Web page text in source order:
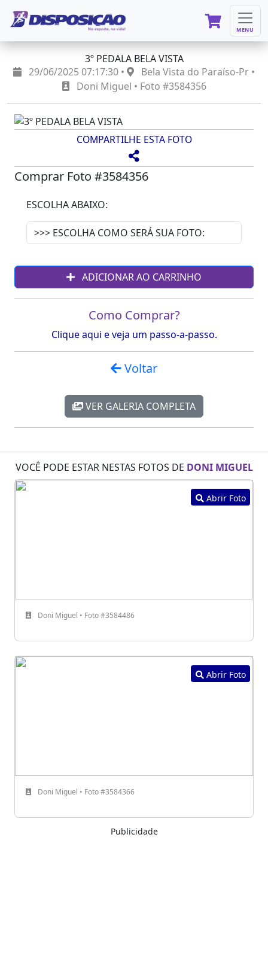
MENU
3º PEDALA BELA VISTA
29/06/2025 07:17:30 •
Bela Vista do Paraíso-Pr •
Doni Miguel • Foto #3584356
COMPARTILHE ESTA FOTO
Comprar Foto #3584356
ESCOLHA ABAIXO:
ADICIONAR AO CARRINHO
Como Comprar?
Clique aqui e veja um passo-a-passo.
Voltar
VER GALERIA COMPLETA
VOCÊ PODE ESTAR NESTAS FOTOS DE DONI MIGUEL
Abrir Foto
Doni Miguel • Foto #3584486
Abrir Foto
Doni Miguel • Foto #3584366
Publicidade